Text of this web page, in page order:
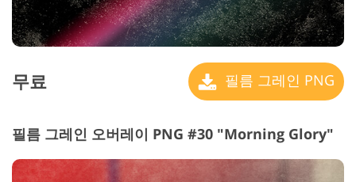
무료 필름 그레인 PNG
필름 그레인 오버레이 PNG #30 "Morning Glory"